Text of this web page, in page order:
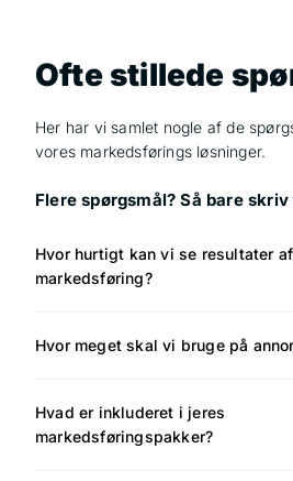
Ofte stillede
Her har vi samlet nogle af de
vores markedsførings løsninger.
Flere spørgsmål? Så bare
Hvor hurtigt kan vi se resultater af
markedsføring?
Hvor meget skal vi bruge på
Hvad er inkluderet i jeres
markedsføringspakker?